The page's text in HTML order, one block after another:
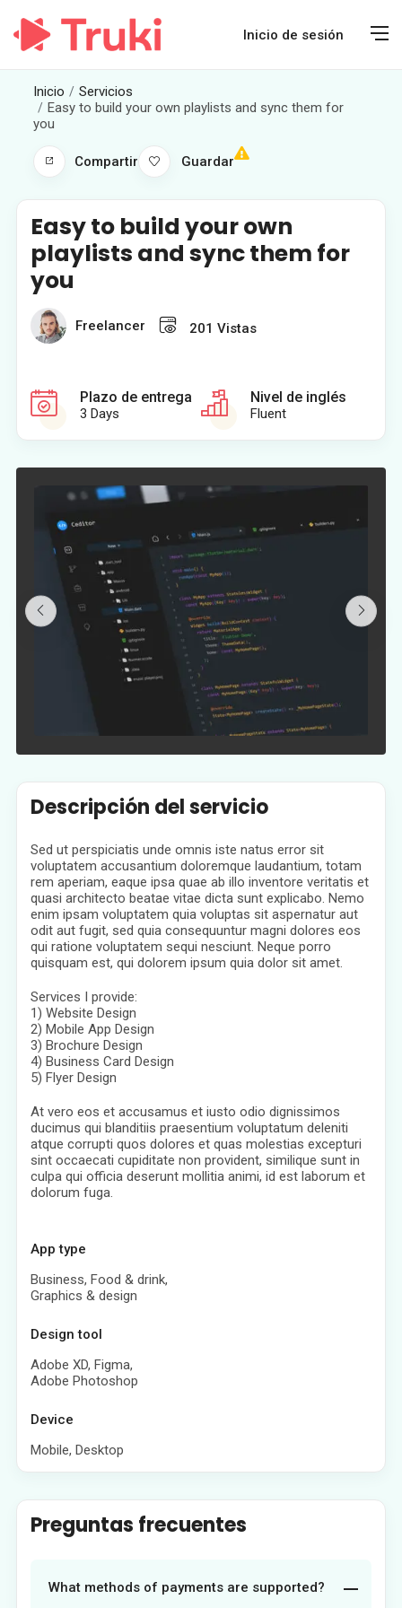
Inicio de sesión
Inicio
Servicios
Easy to build your own playlists and sync them for
you
Compartir Guardar
Easy to build your own
playlists and sync them for
you
Freelancer 201 Vistas
Plazo de entrega
3 Days
Nivel de inglés
Fluent
Descripción del servicio
Sed ut perspiciatis unde omnis iste natus error sit
voluptatem accusantium doloremque laudantium, totam
rem aperiam, eaque ipsa quae ab illo inventore veritatis et
quasi architecto beatae vitae dicta sunt explicabo. Nemo
enim ipsam voluptatem quia voluptas sit aspernatur aut
odit aut fugit, sed quia consequuntur magni dolores eos
qui ratione voluptatem sequi nesciunt. Neque porro
quisquam est, qui dolorem ipsum quia dolor sit amet.
Services I provide:
1) Website Design
2) Mobile App Design
3) Brochure Design
4) Business Card Design
5) Flyer Design
At vero eos et accusamus et iusto odio dignissimos
ducimus qui blanditiis praesentium voluptatum deleniti
atque corrupti quos dolores et quas molestias excepturi
sint occaecati cupiditate non provident, similique sunt in
culpa qui officia deserunt mollitia animi, id est laborum et
dolorum fuga.
App type
Business, Food & drink,
Graphics & design
Design tool
Adobe XD, Figma,
Adobe Photoshop
Device
Mobile, Desktop
Preguntas frecuentes
What methods of payments are supported?